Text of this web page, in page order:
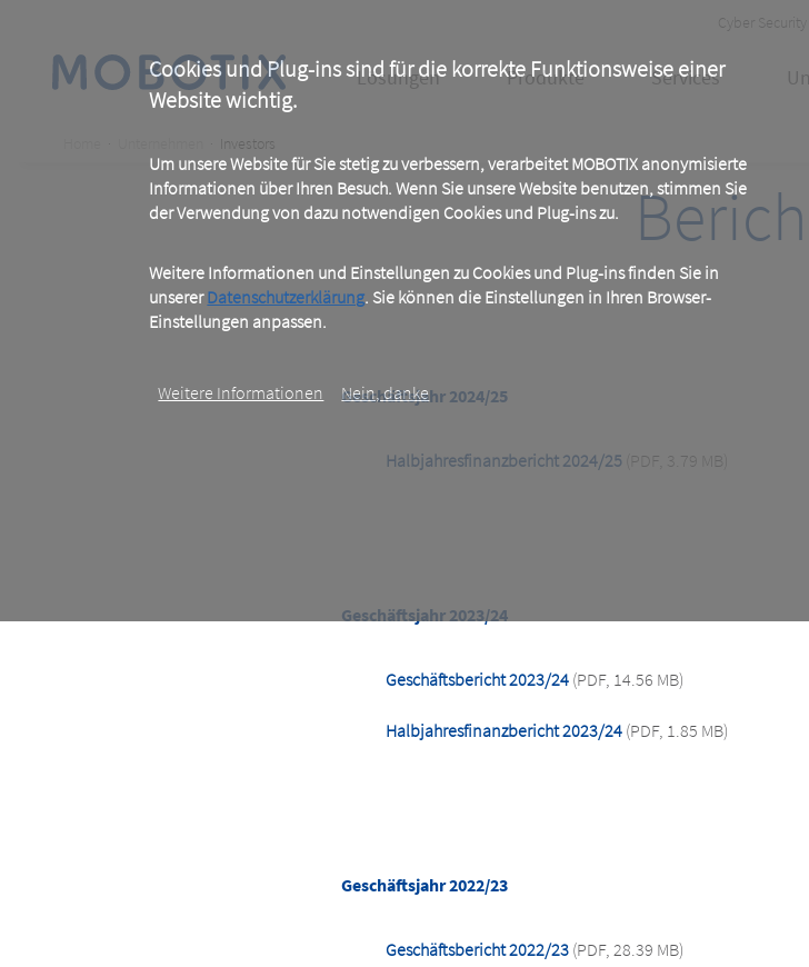
Cookies und Plug-ins sind für die korrekte Funktionsweise einer
Website wichtig.
Um unsere Website für Sie stetig zu verbessern, verarbeitet MOBOTIX anonymisierte
Informationen über Ihren Besuch. Wenn Sie unsere Website benutzen, stimmen Sie
der Verwendung von dazu notwendigen Cookies und Plug-ins zu.
Weitere Informationen und Einstellungen zu Cookies und Plug-ins finden Sie in
unsererDatenschutzerklärung. Sie können die Einstellungen in Ihren Browser-
Einstellungen anpassen.
Weitere Informationen Nein, danke
content
Header
Meta
Cyber Security
Main
Lösungen Produkte Services
Breadcrumb
Investors
Geschäftsjahr 2024/25
Halbjahresfinanzbericht 2024/25 (PDF, 3.79 MB)
Geschäftsjahr 2023/24
Geschäftsbericht 2023/24 (PDF, 14.56 MB)
Halbjahresfinanzbericht 2023/24 (PDF, 1.85 MB)
Geschäftsjahr 2022/23
Geschäftsbericht 2022/23 (PDF, 28.39 MB)